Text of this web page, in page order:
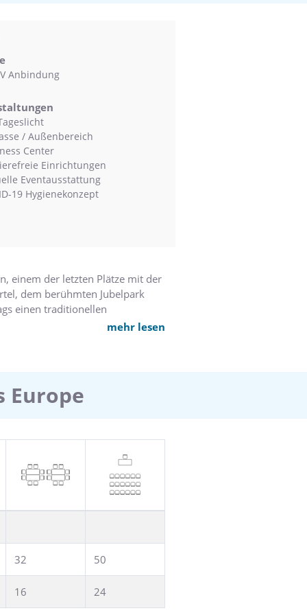
Anbindung
/ Außenbereich
Center
Einrichtungen
Eventausstattung
19 Hygienekonzept
einem der letzten Plätze mit der
dem berühmten Jubelpark
einen traditionellen
Tagungsräumen. Privatermehr lesen
Europe
32 50
16 24